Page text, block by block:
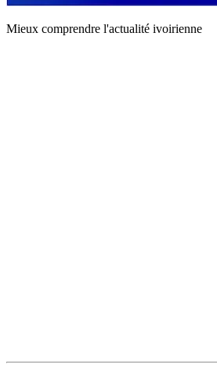
Mieux comprendre l'actualité ivoirienne